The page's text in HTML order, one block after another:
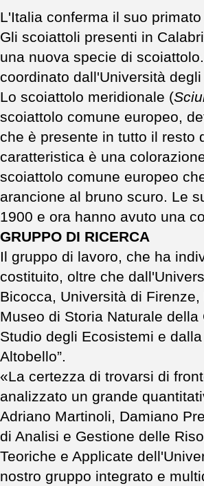
L'Italia conferma il suo
Gli scoiattoli presenti in
una nuova specie di
coordinato dall'Università
Lo scoiattolo meridionale (
scoiattolo comune europeo,
che è presente in tutto il resto
caratteristica è una
scoiattolo comune europeo
arancione al bruno scuro. Le
1900 e ora hanno avuto una
GRUPPO DI RICERCA
Il gruppo di lavoro, che ha
costituito, oltre che
Bicocca, Università di
Museo di Storia Naturale
Studio degli Ecosistemi e
Altobello”.
«La certezza di trovarsi di
analizzato un grande
Adriano Martinoli, Damiano
di Analisi e Gestione delle
Teoriche e Applicate
nostro gruppo integrato e